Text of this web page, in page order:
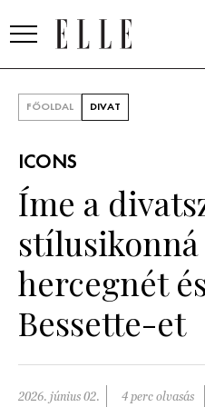
SZÉPSÉG
PÁRKAPCSOLAT
FŐOLDAL DIVAT
ICONS
Íme a
hercegnét
Bessette-et
2026. június 02. 4 perc olvasás